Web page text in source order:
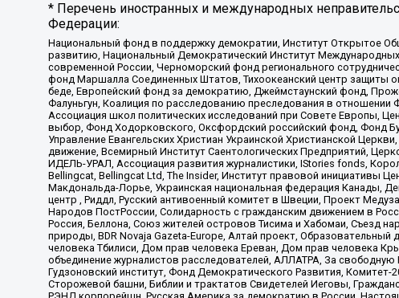
* Перечень иностранных и международных
Федерации:
Национальный фонд в поддержку демократии, Институт Открытое
развитию, Национальный Демократический Институт Международных
современной России, Черноморский фонд регионального
фонд Маршалла Соединенных Штатов, Тихоокеанский центр защиты
беде, Европейский фонд за демократию, Джеймстаунский фонд,
Фалуньгун, Коалиция по расследованию преследования в отношении
Ассоциация школ политических исследований при Совете Европы,
выбор, Фонд Ходорковского, Оксфордский российский фонд, Фонд
Управление Евангельских Христиан Украинской Христианской
движение, Всемирный Институт Саентологических Предприятий,
ИДЕЛЬ-УРАЛ, Ассоциация развития журналистики, IStories fonds,
Bellingcat, Bellingcat Ltd, The Insider, Институт правовой инициативы
Макдональда-Лорье, Украинская национальная федерация Канады,
центр , Риддл, Русский антивоенный комитет в Швеции, Проект
Народов ПостРоссии, Солидарность с гражданским движением в
Россия, Беллона, Союз жителей островов Тисима и Хабомаи, Съезд
природы, BDR Novaja Gazeta-Europe, Алтай проект,
человека Тбилиси, Дом прав человека Ереван, Дом прав человека
объединение журналистов расследователей, АЛЛАТРА, За
Гудзоновский институт, Фонд Демократического Развития,
Сторожевой башни, Библии и трактатов Свидетелей Иеговы,